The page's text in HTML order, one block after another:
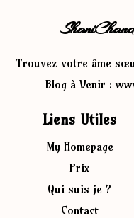
Trouvez votre âme
Blog à Venir :
Liens Utiles
My Homepage
Prix
Qui suis je ?
Contact